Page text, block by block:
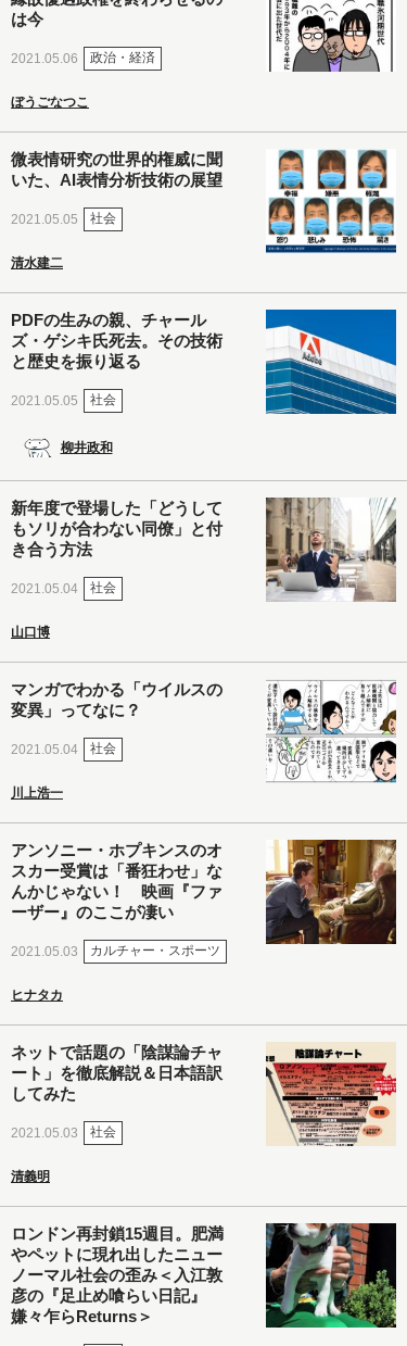
は今
2021.05.06 政治・経済
ぼうごなつこ
微表情研究の世界的権威に聞
いた、AI表情分析技術の展望
2021.05.05 社会
清水建二
PDFの生みの親、チャール
ズ・ゲシキ氏死去。その技術
と歴史を振り返る
2021.05.05 社会
柳井政和
新年度で登場した「どうして
もソリが合わない同僚」と付
き合う方法
2021.05.04 社会
山口博
マンガでわかる「ウイルスの
変異」ってなに？
2021.05.04 社会
川上浩一
アンソニー・ホプキンスのオ
スカー受賞は「番狂わせ」な
んかじゃない！ 映画『ファ
ーザー』のここが凄い
2021.05.03 カルチャー・スポーツ
ヒナタカ
ネットで話題の「陰謀論チャ
ート」を徹底解説＆日本語訳
してみた
2021.05.03 社会
清義明
ロンドン再封鎖15週目。肥満
やペットに現れ出したニュー
ノーマル社会の歪み＜入江敦
彦の『足止め喰らい日記』
嫌々乍らReturns＞